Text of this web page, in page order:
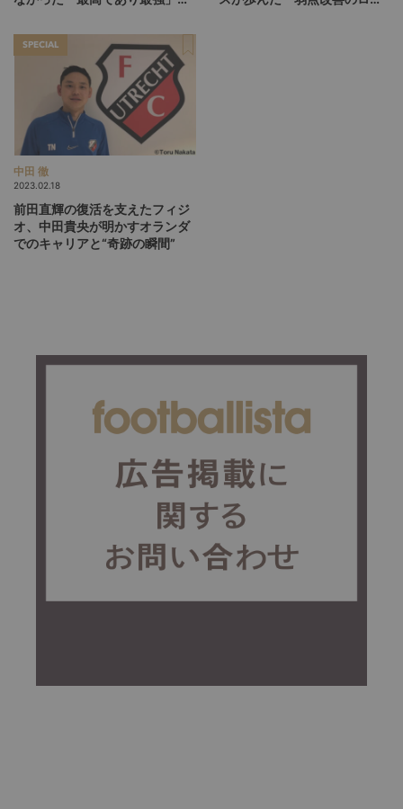
グ決勝へ
SPECIAL
中田 徹
2023.02.18
前田直輝の復活を支えたフィジ
オ、中田貴央が明かすオランダ
でのキャリアと“奇跡の瞬間”